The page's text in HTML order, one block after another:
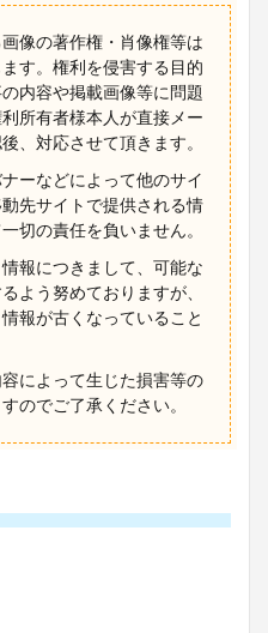
像の著作権・肖像権等は
す。権利を侵害する目的
内容や掲載画像等に問題
所有者様本人が直接メー
、対応させて頂きます。
ーなどによって他のサイ
先サイトで提供される情
切の責任を負いません。
報につきまして、可能な
よう努めておりますが、
報が古くなっていること
によって生じた損害等の
のでご了承ください。